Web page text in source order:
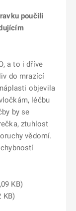
poučili
a to i dříve
do mrazící
objevila
léčbu
by se
ztuhlost
vědomí.
KB)
KB)